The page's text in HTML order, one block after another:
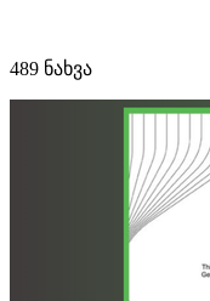
489 ნახვა